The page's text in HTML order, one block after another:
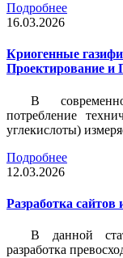
Подробнее
16.03.2026
Криогенные
Проектирование
В
потребление
углекислоты)
Подробнее
12.03.2026
Разработка
В данной
разработка